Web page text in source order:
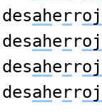
desaherroj
desaherroj
desaherroj
desaherroj